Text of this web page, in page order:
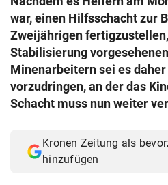
war, einen Hilfsschacht zur
Zweijährigen
Stabilisierung
Minenarbeitern sei es
vorzudringen, an der das
Schacht muss nun weiter
Kronen Zeitung als
hinzufügen